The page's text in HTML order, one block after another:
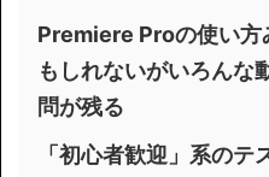
Premiere Proの使い方
もしれないがいろんな
問が残る
「初心者歓迎」系の